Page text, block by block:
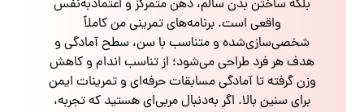
بلکه ساختن بدن سالم، ذهن متمرکز و اعتمادبه‌نفس
واقعی است. برنامه‌های تمرینی من کاملاً
شخصی‌سازی‌شده و متناسب با سن، سطح آمادگی و
هدف هر فرد طراحی می‌شود؛ از تناسب اندام و کاهش
وزن گرفته تا آمادگی مسابقات حرفه‌ای و تمرینات ایمن
برای سنین بالا. اگر به‌دنبال مربی‌ای هستید که تجربه،